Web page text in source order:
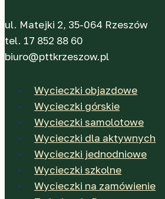
ul. Matejki 2, 35-064 Rzeszów
tel. 17 852 88 60
biuro@pttkrzeszow.pl
Wycieczki objazdowe
Wycieczki górskie
Wycieczki samolotowe
Wycieczki dla aktywnych
Wycieczki jednodniowe
Wycieczki szkolne
Wycieczki na zamówienie